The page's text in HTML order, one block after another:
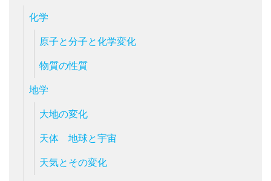
化学
原子と分子と化学変化
物質の性質
地学
大地の変化
天体 地球と宇宙
天気とその変化